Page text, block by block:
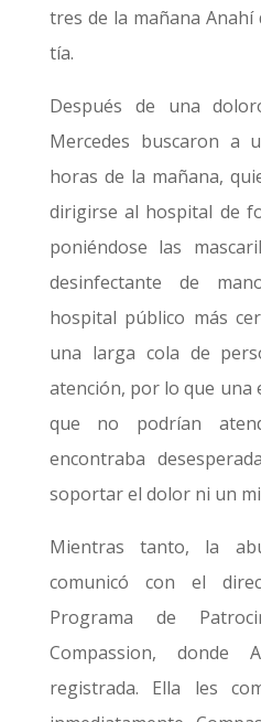
tres de la mañana
tía.
Después de una
Mercedes buscaron a
horas de la mañana,
dirigirse al hospital de
poniéndose las
desinfectante de
hospital público más
una larga cola de
atención, por lo que
que no podrían
encontraba
soportar el dolor ni un
Mientras tanto, la
comunicó con el
Programa de
Compassion, donde
registrada. Ella les